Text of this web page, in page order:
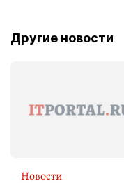
Другие новости
Новости